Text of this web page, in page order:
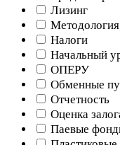
Лизинг
Налоги
Начальный
ОПЕРУ
Обменные
Отчетность
Оценка
Паевые